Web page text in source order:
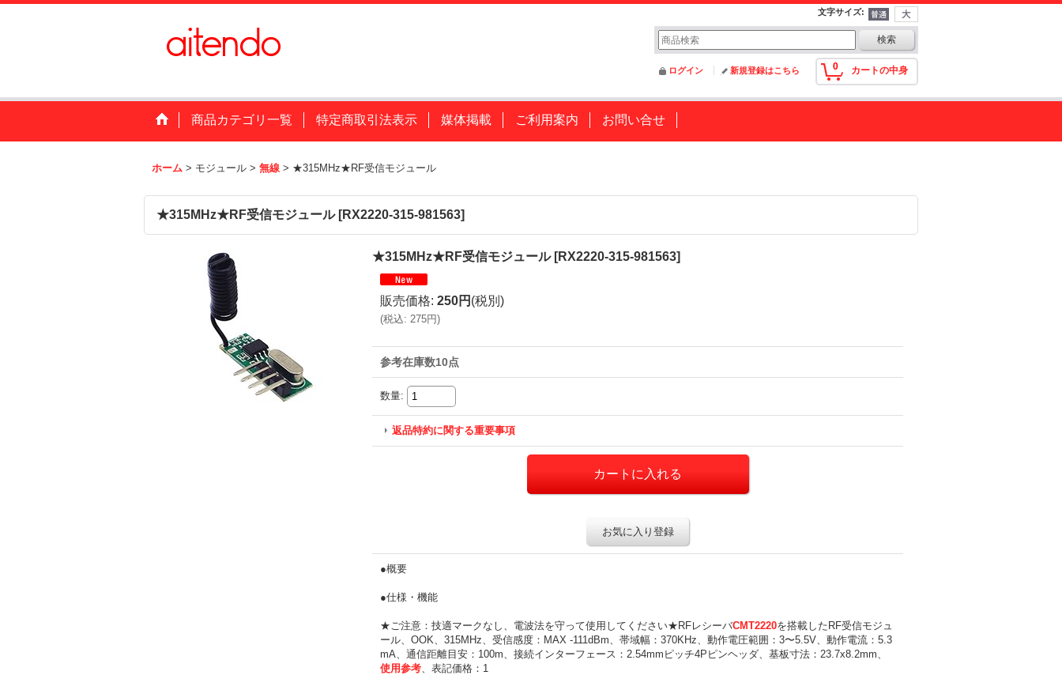
文字サイズ:
0 カートの中身
ログイン 新規登録はこちら
商品カテゴリ一覧 特定商取引法表示 媒体掲載 ご利用案内 お問い合せ
ホーム > モジュール > 無線 > ★315MHz★RF受信モジュール
★315MHz★RF受信モジュール [RX2220-315-981563]
★315MHz★RF受信モジュール [RX2220-315-981563]
販売価格: 250円 (税別)
(税込: 275円)
参考在庫数10点
数量:
返品特約に関する重要事項
お気に入り登録
●概要
●仕様・機能
★ご注意：技適マークなし、電波法を守って使用してください★RFレシーバCMT2220を搭載したRF受信モジュ
ール、OOK、315MHz、受信感度：MAX -111dBm、帯域幅：370KHz、動作電圧範囲：3〜5.5V、動作電流：5.3
mA、通信距離目安：100m、接続インターフェース：2.54mmピッチ4Pピンヘッダ、基板寸法：23.7x8.2mm、
使用参考、表記価格：1